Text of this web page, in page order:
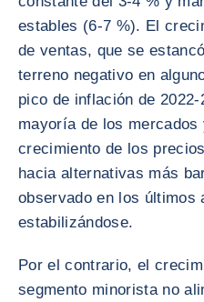
estables (6-7 %). El
de ventas, que se
terreno negativo en
pico de inflación de
mayoría de los
crecimiento de los
hacia alternativas más
observado en los últimos
estabilizándose.
Por el contrario, el
segmento minorista no